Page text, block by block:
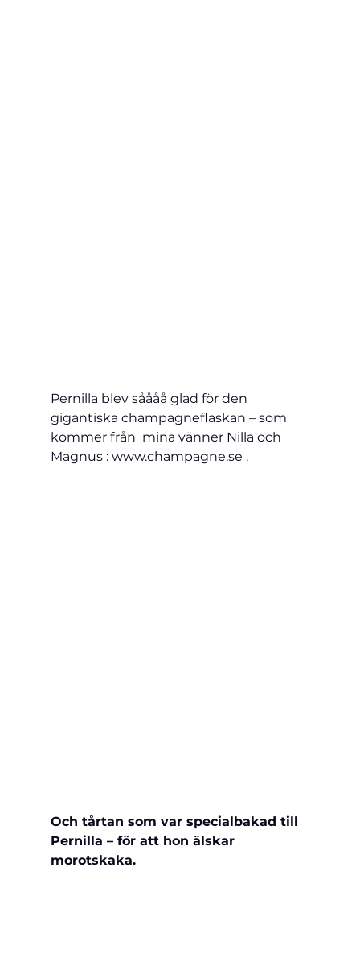
Pernilla blev såååå glad för den
gigantiska champagneflaskan – som
kommer från  mina vänner Nilla och
Magnus : www.champagne.se .
Och tårtan som var specialbakad till
Pernilla – för att hon älskar
morotskaka.